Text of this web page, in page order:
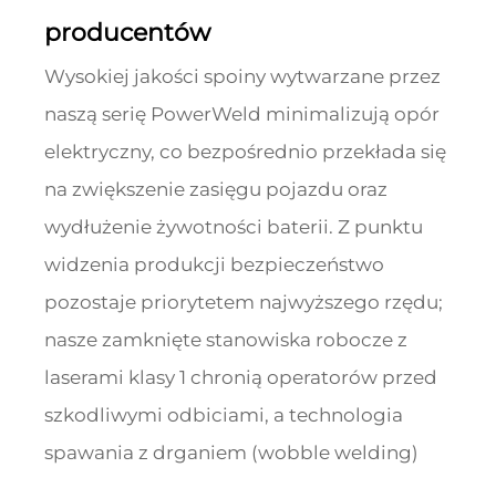
producentów
Wysokiej jakości spoiny wytwarzane przez
naszą serię PowerWeld minimalizują opór
elektryczny, co bezpośrednio przekłada się
na zwiększenie zasięgu pojazdu oraz
wydłużenie żywotności baterii. Z punktu
widzenia produkcji bezpieczeństwo
pozostaje priorytetem najwyższego rzędu;
nasze zamknięte stanowiska robocze z
laserami klasy 1 chronią operatorów przed
szkodliwymi odbiciami, a technologia
spawania z drganiem (wobble welding)